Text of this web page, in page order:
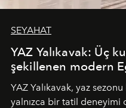
SEYAHAT
YAZ Yalıkavak: Üç
şekillenen modern
YAZ Yalıkavak, yaz
yalnızca bir tatil